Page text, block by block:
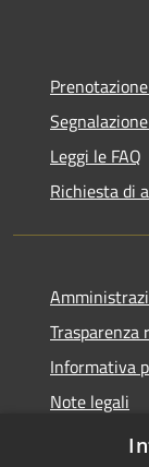
Leggi le FAQ
Richiesta di
Trasparenza
Informativa
Note legali